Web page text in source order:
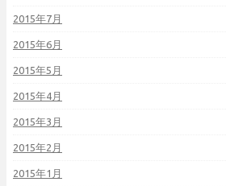
2015年7月
2015年6月
2015年5月
2015年4月
2015年3月
2015年2月
2015年1月